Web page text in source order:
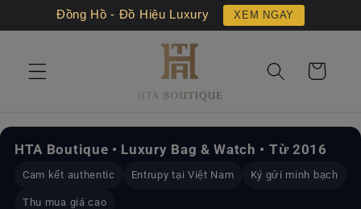
Đồng Hồ - Đồ Hiệu Luxury XEM NGAY
đến nội
Giỏ
hàng
HTA Boutique • Luxury Bag & Watch • Từ 2016
Cam kết authentic Entrupy tại Việt Nam Ký gửi minh bạch
Thu mua giá cao